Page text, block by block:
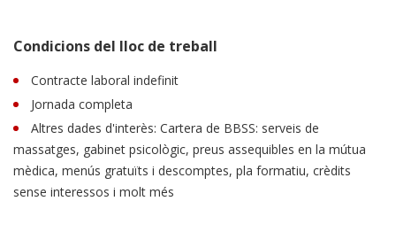
Condicions del lloc de treball
Contracte laboral indefinit
Jornada completa
Altres dades d'interès: Cartera de BBSS: serveis de
massatges, gabinet psicològic, preus assequibles en la mútua
mèdica, menús gratuïts i descomptes, pla formatiu, crèdits
sense interessos i molt més